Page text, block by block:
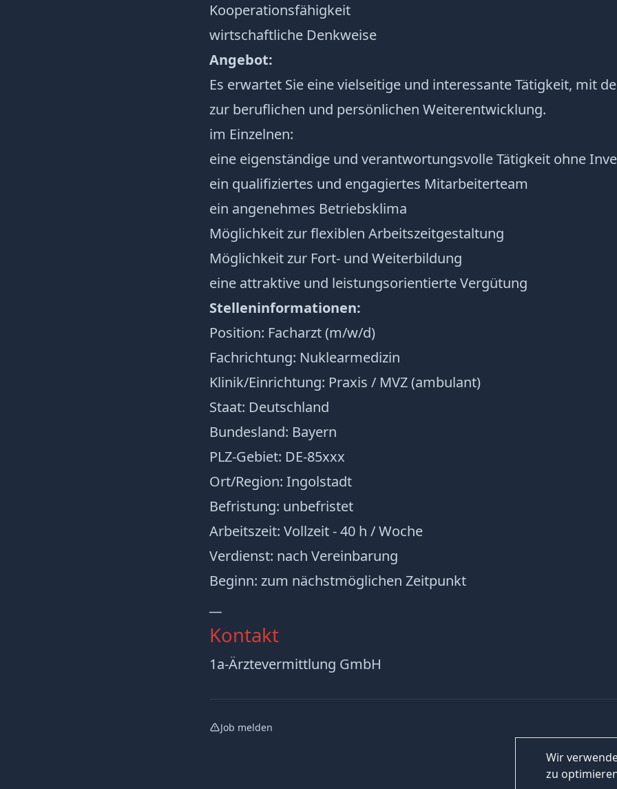
Wir
zu
Kooperationsfähigkeit
wirtschaftliche Denkweise
Angebot:
Es erwartet Sie eine vielseitige und interessante Tätigkeit, mit
zur beruflichen und persönlichen Weiterentwicklung.
im Einzelnen:
eine eigenständige und verantwortungsvolle Tätigkeit ohne
ein qualifiziertes und engagiertes Mitarbeiterteam
ein angenehmes Betriebsklima
Möglichkeit zur flexiblen Arbeitszeitgestaltung
Möglichkeit zur Fort- und Weiterbildung
eine attraktive und leistungsorientierte Vergütung
Stelleninformationen:
Position: Facharzt (m/w/d)
Fachrichtung: Nuklearmedizin
Klinik/Einrichtung: Praxis / MVZ (ambulant)
Staat: Deutschland
Bundesland: Bayern
PLZ-Gebiet: DE-85xxx
Ort/Region: Ingolstadt
Befristung: unbefristet
Arbeitszeit: Vollzeit - 40 h / Woche
Verdienst: nach Vereinbarung
Beginn: zum nächstmöglichen Zeitpunkt
Kontakt
1a-Ärztevermittlung GmbH
Job melden